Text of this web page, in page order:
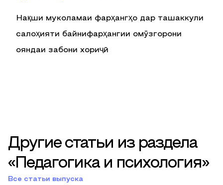
Нақши муколамаи фарҳангҳо дар ташаккули
салоҳияти байнифарҳангии омӯзгорони
ояндаи забони хориҷӣ
Другие статьи из раздела
«Педагогика и психология»
Все статьи выпуска